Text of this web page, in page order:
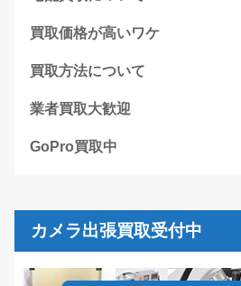
買取価格が高いワケ
買取方法について
業者買取大歓迎
GoPro買取中
カメラ出張買取受付中